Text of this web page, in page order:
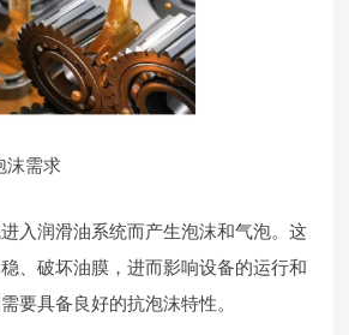
沫需求
入润滑油系统而产生泡沫和气泡。这
、破坏油膜，进而影响设备的运行和
要具备良好的抗泡沫特性。